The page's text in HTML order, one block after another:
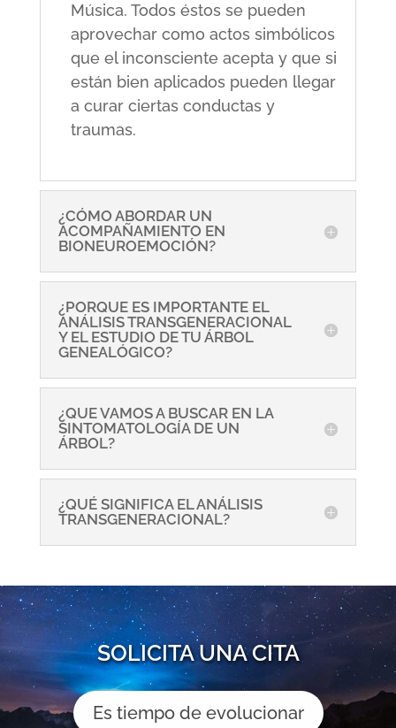
Música. Todos éstos se pueden
aprovechar como actos simbólicos
que el inconsciente acepta y que si
están bien aplicados pueden llegar
a curar ciertas conductas y
traumas.
¿CÓMO ABORDAR UN
ACOMPAÑAMIENTO EN
BIONEUROEMOCIÓN?
¿PORQUE ES IMPORTANTE EL
ANÁLISIS TRANSGENERACIONAL
Y EL ESTUDIO DE TU ÁRBOL
GENEALÓGICO?
¿QUE VAMOS A BUSCAR EN LA
SINTOMATOLOGÍA DE UN
ÁRBOL?
¿QUÉ SIGNIFICA EL ANÁLISIS
TRANSGENERACIONAL?
SOLICITA UNA CITA
Es tiempo de evolucionar